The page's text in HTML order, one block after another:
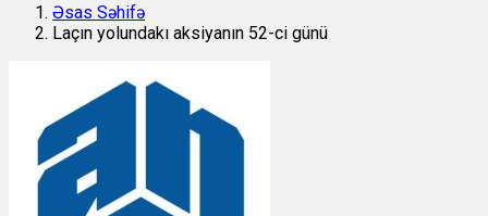
Əsas Səhifə
Laçın yolundakı aksiyanın 52-ci günü